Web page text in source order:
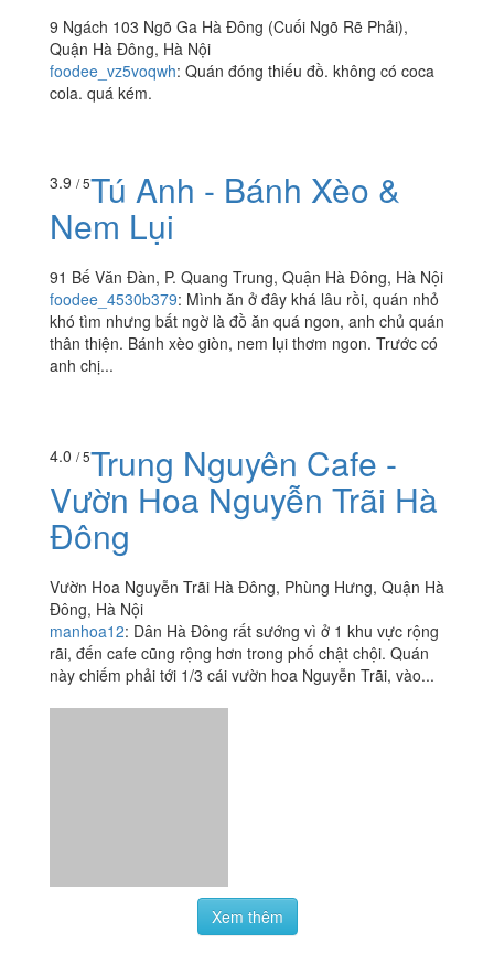
9 Ngách 103 Ngõ Ga Hà Đông (Cuối Ngõ Rẽ Phải),
Quận Hà Đông, Hà Nội
foodee_vz5voqwh: Quán đóng thiếu đồ. không có coca
cola. quá kém.
3.9 / 5Tú Anh - Bánh Xèo &
Nem Lụi
91 Bế Văn Đàn, P. Quang Trung, Quận Hà Đông, Hà Nội
foodee_4530b379: Mình ăn ở đây khá lâu rồi, quán nhỏ
khó tìm nhưng bất ngờ là đồ ăn quá ngon, anh chủ quán
thân thiện. Bánh xèo giòn, nem lụi thơm ngon. Trước có
anh chị...
4.0 / 5Trung Nguyên Cafe -
Vườn Hoa Nguyễn Trãi Hà
Đông
Vườn Hoa Nguyễn Trãi Hà Đông, Phùng Hưng, Quận Hà
Đông, Hà Nội
manhoa12: Dân Hà Đông rất sướng vì ở 1 khu vực rộng
rãi, đến cafe cũng rộng hơn trong phố chật chội. Quán
này chiếm phải tới 1/3 cái vườn hoa Nguyễn Trãi, vào...
Xem thêm